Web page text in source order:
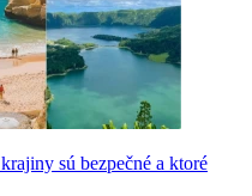
sú bezpečné a ktoré